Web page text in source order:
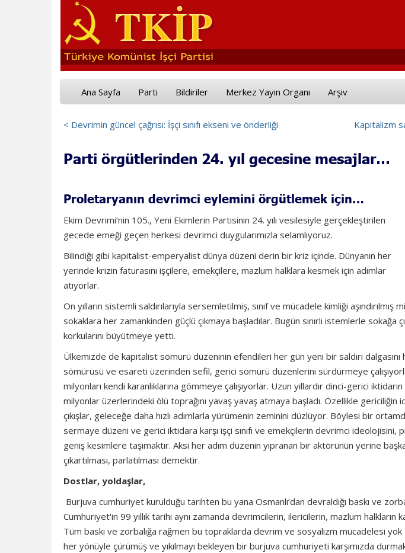
Ana Sayfa Parti Bildiriler Merkez Yayın Organı Arşiv
Kapitalizm
< Devrimin güncel çağrısı: İşçi sınıfı ekseni ve önderliği
Parti örgütlerinden 24. yıl gecesine mesajlar…
Proletaryanın devrimci eylemini örgütlemek için…
Ekim Devrimi’nin 105., Yeni Ekimlerin Partisinin 24. yılı vesilesiyle gerçekleştirilen
gecede emeği geçen herkesi devrimci duygularımızla selamlıyoruz.
Bilindiği gibi kapitalist-emperyalist dünya düzeni derin bir kriz içinde. Dünyanın her
yerinde krizin faturasını işçilere, emekçilere, mazlum halklara kesmek için adımlar
atıyorlar.
On yılların sistemli saldırılarıyla sersemletilmiş, sınıf ve mücadele kimliği aşındırılmış
sokaklara her zamankinden güçlü çıkmaya başladılar. Bugün sınırlı istemlerle
korkularını büyütmeye yetti.
Ülkemizde de kapitalist sömürü düzeninin efendileri her gün yeni bir saldırı
sömürüsü ve esareti üzerinden sefil, gerici sömürü düzenlerini sürdürmeye
milyonları kendi karanlıklarına gömmeye çalışıyorlar. Uzun yıllardır dinci-gerici
milyonlar üzerlerindeki ölü toprağını yavaş yavaş atmaya başladı. Özellikle gericiliğin
çıkışlar, geleceğe daha hızlı adımlarla yürümenin zeminini düzlüyor. Böylesi bir
sermaye düzeni ve gerici iktidara karşı işçi sınıfı ve emekçilerin devrimci ideolojisini,
geniş kesimlere taşımaktır. Aksi her adım düzenin yıpranan bir aktörünün yerine
çıkartılması, parlatılması demektir.
Dostlar, yoldaşlar,
Burjuva cumhuriyet kurulduğu tarihten bu yana Osmanlı’dan devraldığı baskı ve
Cumhuriyet'in 99 yıllık tarihi aynı zamanda devrimcilerin, ilericilerin, mazlum halkların
Tüm baskı ve zorbalığa rağmen bu topraklarda devrim ve sosyalizm mücadelesi
her yönüyle çürümüş ve yıkılmayı bekleyen bir burjuva cumhuriyeti karşımızda